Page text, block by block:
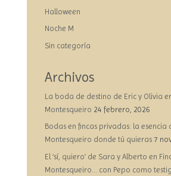
Halloween
Noche M
Sin categoría
Archivos
La boda de destino de Eric y Olivia
Montesqueiro 24 febrero, 2026
Bodas en fincas privadas: la esencia
Montesqueiro donde tú quieras 7
El ‘sí, quiero’ de Sara y Alberto en
Montesqueiro… con Pepo como